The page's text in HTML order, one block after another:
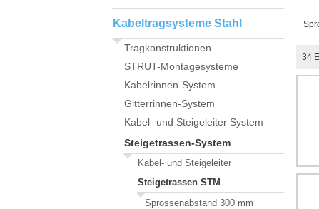
34
Kabeltragsysteme Stahl
Tragkonstruktionen
STRUT-Montagesysteme
Kabelrinnen-System
Gitterrinnen-System
Kabel- und Steigeleiter System
Steigetrassen-System
Kabel- und Steigeleiter
Steigetrassen STM
Sprossenabstand 300 mm